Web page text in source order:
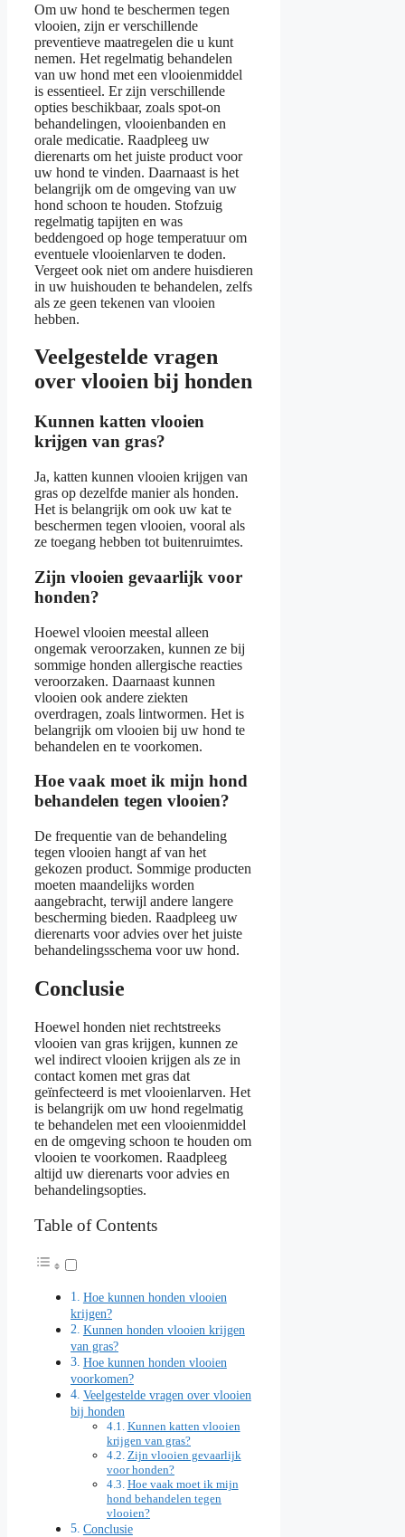
Om uw hond te beschermen tegen
vlooien, zijn er verschillende
preventieve maatregelen die u kunt
nemen. Het regelmatig behandelen
van uw hond met een vlooienmiddel
is essentieel. Er zijn verschillende
opties beschikbaar, zoals spot-on
behandelingen, vlooienbanden en
orale medicatie. Raadpleeg uw
dierenarts om het juiste product voor
uw hond te vinden. Daarnaast is het
belangrijk om de omgeving van uw
hond schoon te houden. Stofzuig
regelmatig tapijten en was
beddengoed op hoge temperatuur om
eventuele vlooienlarven te doden.
Vergeet ook niet om andere huisdieren
in uw huishouden te behandelen, zelfs
als ze geen tekenen van vlooien
hebben.
Veelgestelde vragen
over vlooien bij honden
Kunnen katten vlooien
krijgen van gras?
Ja, katten kunnen vlooien krijgen van
gras op dezelfde manier als honden.
Het is belangrijk om ook uw kat te
beschermen tegen vlooien, vooral als
ze toegang hebben tot buitenruimtes.
Zijn vlooien gevaarlijk voor
honden?
Hoewel vlooien meestal alleen
ongemak veroorzaken, kunnen ze bij
sommige honden allergische reacties
veroorzaken. Daarnaast kunnen
vlooien ook andere ziekten
overdragen, zoals lintwormen. Het is
belangrijk om vlooien bij uw hond te
behandelen en te voorkomen.
Hoe vaak moet ik mijn hond
behandelen tegen vlooien?
De frequentie van de behandeling
tegen vlooien hangt af van het
gekozen product. Sommige producten
moeten maandelijks worden
aangebracht, terwijl andere langere
bescherming bieden. Raadpleeg uw
dierenarts voor advies over het juiste
behandelingsschema voor uw hond.
Conclusie
Hoewel honden niet rechtstreeks
vlooien van gras krijgen, kunnen ze
wel indirect vlooien krijgen als ze in
contact komen met gras dat
geïnfecteerd is met vlooienlarven. Het
is belangrijk om uw hond regelmatig
te behandelen met een vlooienmiddel
en de omgeving schoon te houden om
vlooien te voorkomen. Raadpleeg
altijd uw dierenarts voor advies en
behandelingsopties.
Table of Contents
Hoe kunnen honden vlooien
krijgen?
Kunnen honden vlooien krijgen
van gras?
Hoe kunnen honden vlooien
voorkomen?
Veelgestelde vragen over vlooien
bij honden
Kunnen katten vlooien
krijgen van gras?
Zijn vlooien gevaarlijk
voor honden?
Hoe vaak moet ik mijn
hond behandelen tegen
vlooien?
Conclusie